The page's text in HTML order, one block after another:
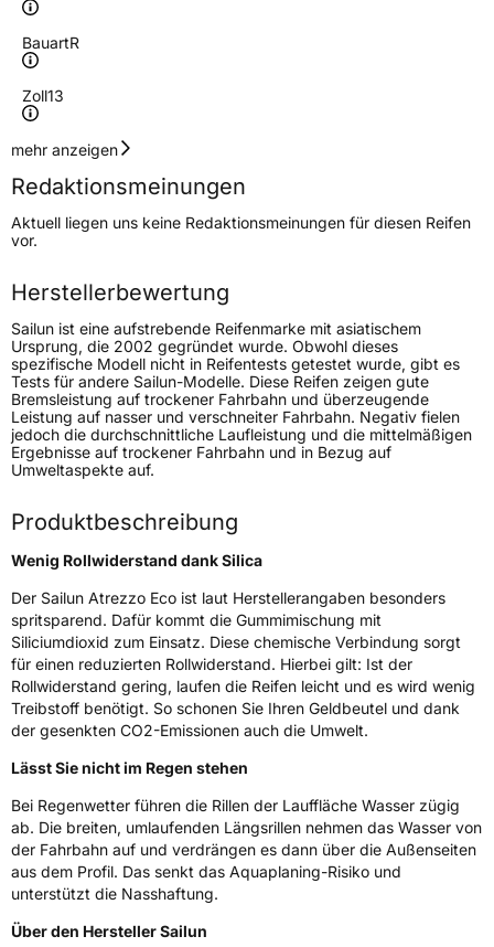
BauartR
Zoll13
Geschwindigkeitsindex
Höchstgeschwindigkeit
190 km/h
Lastindex83
Höchstlast487 kg
Gewicht (in kg) 6,5 kg
Generelle Merkmale
Fahrzeugtyp PKW
VerwendungSommerreifen
ModellnameAtrezzo Eco
Fahrzeugart
PKW & SUV
Weitere Eigenschaften
Schlauchtyp TL
ZustandNeureifen
EU Label
Effizienz
NasshaftungB
Rollgeräusch (Klasse)B
Rollgeräusch (dB)70
mehr anzeigen
Redaktionsmeinungen
Aktuell liegen uns keine Redaktionsmeinungen für diesen Reifen
vor.
Herstellerbewertung
Sailun ist eine aufstrebende Reifenmarke mit asiatischem
Ursprung, die 2002 gegründet wurde. Obwohl dieses
spezifische Modell nicht in Reifentests getestet wurde, gibt es
Tests für andere Sailun-Modelle. Diese Reifen zeigen gute
Bremsleistung auf trockener Fahrbahn und überzeugende
Leistung auf nasser und verschneiter Fahrbahn. Negativ fielen
jedoch die durchschnittliche Laufleistung und die mittelmäßigen
Ergebnisse auf trockener Fahrbahn und in Bezug auf
Umweltaspekte auf.
Produktbeschreibung
Wenig Rollwiderstand dank Silica
Der Sailun Atrezzo Eco ist laut Herstellerangaben besonders
spritsparend. Dafür kommt die Gummimischung mit
Siliciumdioxid zum Einsatz. Diese chemische Verbindung sorgt
für einen reduzierten Rollwiderstand. Hierbei gilt: Ist der
Rollwiderstand gering, laufen die Reifen leicht und es wird wenig
Treibstoff benötigt. So schonen Sie Ihren Geldbeutel und dank
der gesenkten CO2-Emissionen auch die Umwelt.
Lässt Sie nicht im Regen stehen
Bei Regenwetter führen die Rillen der Lauffläche Wasser zügig
ab. Die breiten, umlaufenden Längsrillen nehmen das Wasser von
der Fahrbahn auf und verdrängen es dann über die Außenseiten
aus dem Profil. Das senkt das Aquaplaning-Risiko und
unterstützt die Nasshaftung.
Über den Hersteller Sailun